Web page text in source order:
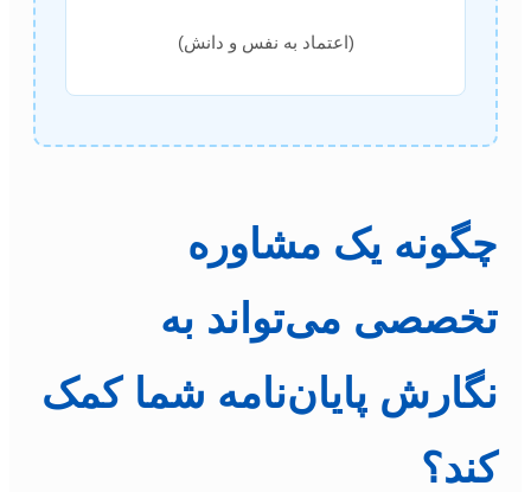
(اعتماد به نفس و دانش)
چگونه یک مشاوره
تخصصی می‌تواند به
نگارش پایان‌نامه شما کمک
کند؟